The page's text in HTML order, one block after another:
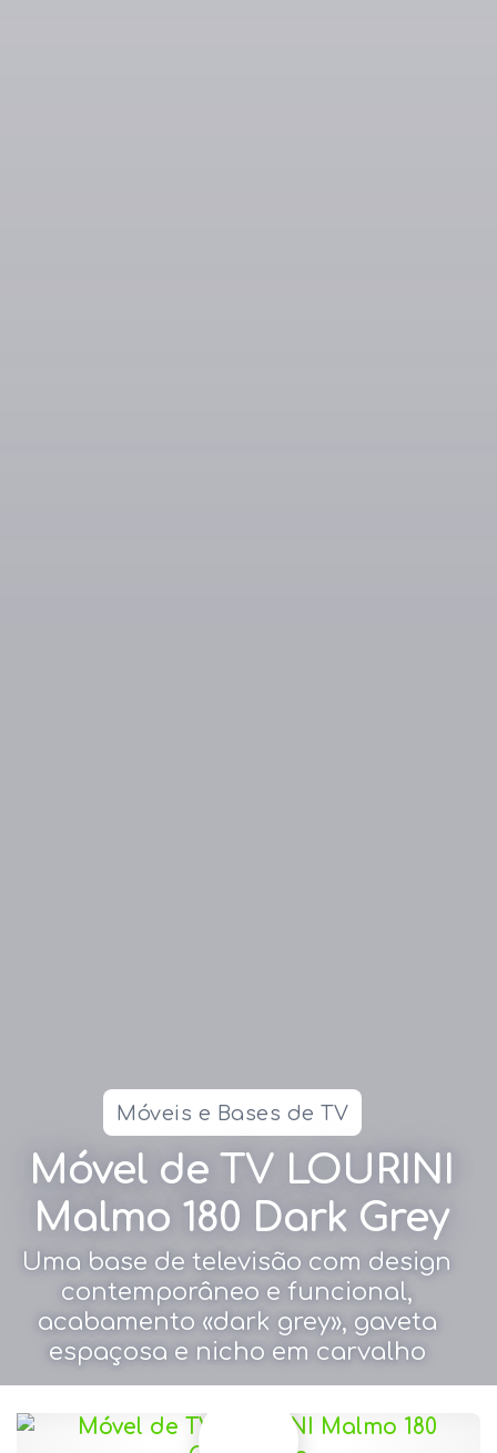
Móveis e Bases de TV
Móvel de TV LOURINI
Malmo 180 Dark Grey
Uma base de televisão com design
contemporâneo e funcional,
acabamento «dark grey», gaveta
espaçosa e nicho em carvalho